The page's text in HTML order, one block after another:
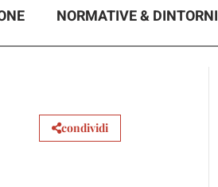
NORMATIVE & DINTORNI
condividi